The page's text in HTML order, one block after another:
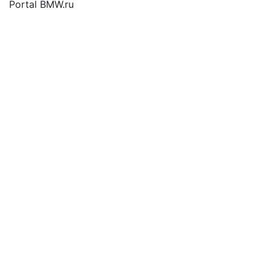
Portal BMW.ru